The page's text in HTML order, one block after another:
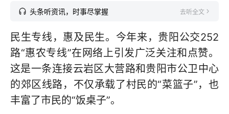
头条听资讯，时事尽掌握 去听全文
民生专线，惠及民生。今年来，贵阳公交252
路“惠农专线”在网络上引发广泛关注和点赞。
这是一条连接云岩区大营路和贵阳市公卫中心
的郊区线路，不仅承载了村民的“菜篮子”，也
丰富了市民的“饭桌子”。